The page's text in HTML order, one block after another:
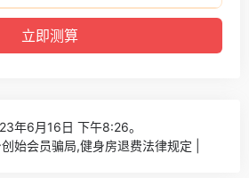
年6月16日 下午8:26。
始会员骗局,健身房退费法律规定 |